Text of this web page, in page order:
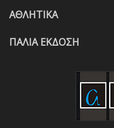
ΑΘΛΗΤΙΚΑ
ΠΑΛΙΑ ΕΚΔΟΣΗ